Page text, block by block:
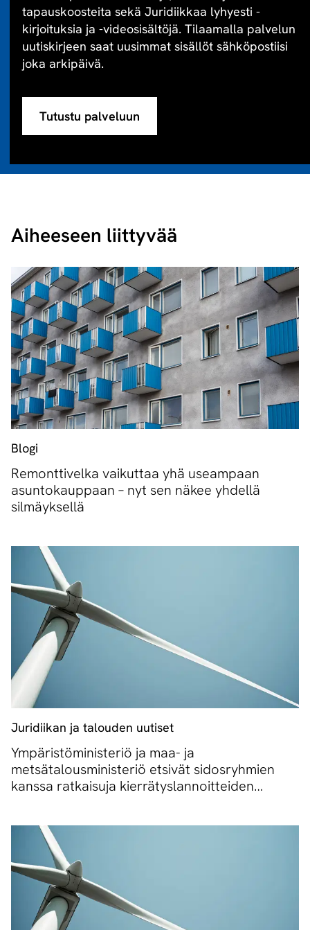
tapauskoosteita sekä Juridiikkaa lyhyesti -
kirjoituksia ja -videosisältöjä. Tilaamalla palvelun
uutiskirjeen saat uusimmat sisällöt sähköpostiisi
joka arkipäivä.
Tutustu palveluun
Aiheeseen liittyvää
Blogi
Remonttivelka vaikuttaa yhä useampaan
asuntokauppaan – nyt sen näkee yhdellä
silmäyksellä
Juridiikan ja talouden uutiset
Ympäristöministeriö ja maa- ja
metsätalousministeriö etsivät sidosryhmien
kanssa ratkaisuja kierrätyslannoitteiden